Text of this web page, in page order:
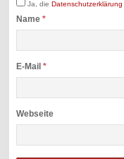
Ja, dieDatenschutzerklärung
Name*
E-Mail*
Webseite